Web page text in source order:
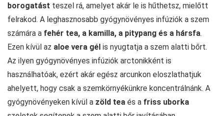
borogatást teszel rá, amelyet akár le is hűthetsz, mielőtt
felrakod. A leghasznosabb gyógynövényes infúziók a szem
számára a fehér tea, a kamilla, a pitypang és a hársfa.
Ezen kívül az aloe vera gél is nyugtatja a szem alatti bőrt.
Az ilyen gyógynövényes infúziók arctonikként is
használhatóak, ezért akár egész arcunkon eloszlathatjuk
ahelyett, hogy csak a szemkörnyékünkre koncentrálnánk. A
gyógynövényeken kívül a zöld tea és a friss uborka